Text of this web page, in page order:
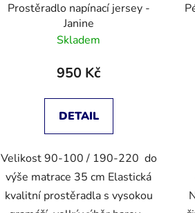
Prostěradlo napínací jersey -
Janine
Skladem
950 Kč
DETAIL
Velikost 90-100 / 190-220 do
výše matrace 35 cm Elastická
kvalitní prostěradla s vysokou